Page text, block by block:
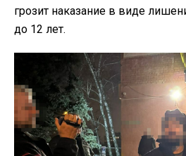
грозит наказание в виде
до 12 лет.